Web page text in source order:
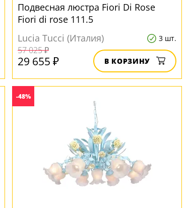
Подвесная люстра Fiori Di Rose
Fiori di rose 111.5
Lucia Tucci (Италия)
3 шт.
57 025 ₽
29 655 ₽ В КОРЗИНУ
-48%